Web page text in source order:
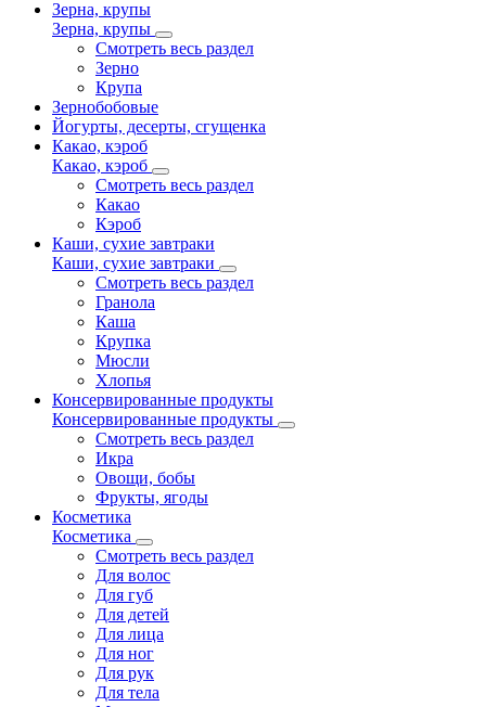
Зерна, крупы
Зерна, крупы
Смотреть весь раздел
Зерно
Крупа
Зернобобовые
Йогурты, десерты, сгущенка
Какао, кэроб
Какао, кэроб
Смотреть весь раздел
Какао
Кэроб
Каши, сухие завтраки
Каши, сухие завтраки
Смотреть весь раздел
Гранола
Каша
Крупка
Мюсли
Хлопья
Консервированные продукты
Консервированные продукты
Смотреть весь раздел
Икра
Овощи, бобы
Фрукты, ягоды
Косметика
Косметика
Смотреть весь раздел
Для волос
Для губ
Для детей
Для лица
Для ног
Для рук
Для тела